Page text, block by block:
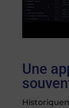
Une